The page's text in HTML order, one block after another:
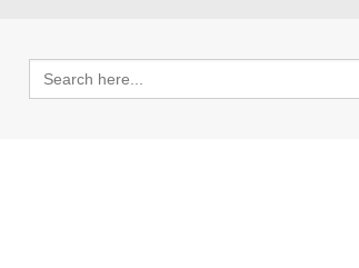
Search
for: